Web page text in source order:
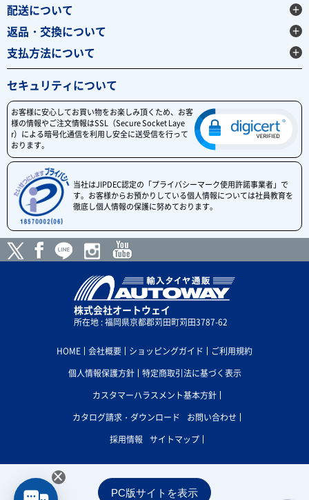
配送について
返品・交換について
支払方法について
セキュリティについて
お客様に安心してお買い物をお楽しみ頂くため、お客
様の情報やご注文情報はSSL（Secure Socket Laye
r）による暗号化通信を利用し安全に送受信を行って
おります。
当社はJIPDEC認定の「プライバシーマーク使用許諾事業者」で
す。お客様からお預かりしている個人情報については社員教育を
徹底し個人情報の保護に努めております。
株式会社オートウェイ
所在地 : 福岡県京都郡苅田町苅田3787-62
HOME 会社概要 ショッピングガイド
ご利用規約
個人情報保護方針
特定商取引法に基づく表示
カスタマーハラスメント基本方針
カタログ請求・ダウンロード
お問い合わせ
採用情報
サイトマップ
PC版サイトを表示
×